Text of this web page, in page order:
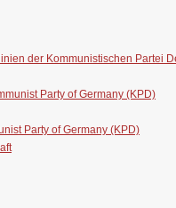
der Kommunistischen Partei
Party of Germany (KPD)
Party of Germany (KPD)